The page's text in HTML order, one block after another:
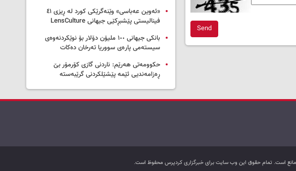
Send
«ئەوین عەباسی» وێنەگرێکی کورد لە ڕیزی ٤١
فینالیستی پێشبڕکێی جیهانی LensCulture
بانکی جیهانی ١٠٠ ملیۆن دۆلار بۆ نوێکردنەوەی
سیستەمی پارەی سووریا تەرخان دەکات
حکوومەتی هەرێم: ناردنی گازی کۆرمۆر بێ
ڕەزامەندیی ئێمە پێشێلکردنی گرێبەستە
است. تمام حقوق این وب سایت برای خبرگزاری کردپرس محفوظ است.